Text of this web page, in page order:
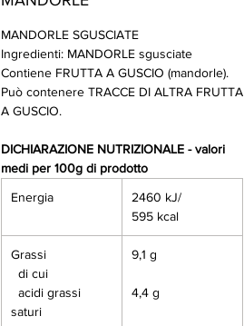
MANDORLE SGUSCIATE
Ingredienti: MANDORLE sgusciate
Contiene FRUTTA A GUSCIO (mandorle).
Può contenere TRACCE DI ALTRA FRUTTA
A GUSCIO.
DICHIARAZIONE NUTRIZIONALE - valori
medi per 100g di prodotto
Energia
2460 kJ/
595 kcal
Grassi
di cui
acidi grassi
saturi
9,1 g
4,4 g